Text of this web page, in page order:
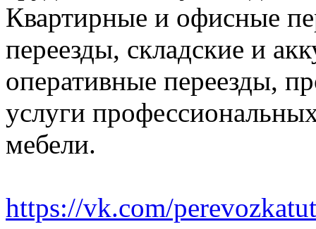
Квартирные и офисные
переезды, складские и
оперативные переезды,
услуги
мебели.
https://vk.com/perevozkatut